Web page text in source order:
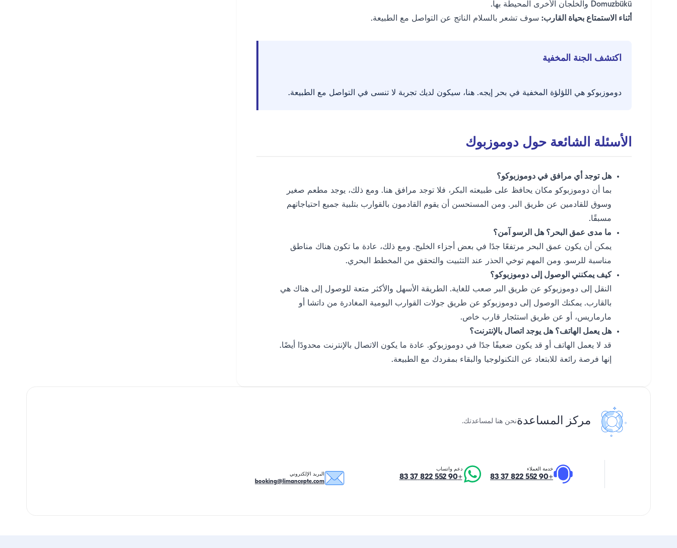
Domuzbükü والخلجان الأخرى المحيطة بها.
أثناء الاستمتاع بحياة القارب:سوف تشعر بالسلام الناتج عن التواصل مع الطبيعة.
اكتشف الجنة المخفية
دوموزبوكو هي اللؤلؤة المخفية في بحر إيجه. هنا، سيكون لديك تجربة لا تنسى في التواصل مع الطبيعة.
الأسئلة الشائعة حول دوموزبوك
هل توجد أي مرافق في دوموزبوكو؟
بما أن دوموزبوكو مكان يحافظ على طبيعته البكر، فلا توجد مرافق هنا. ومع ذلك، يوجد مطعم صغير
وسوق للقادمين عن طريق البر. ومن المستحسن أن يقوم القادمون بالقوارب بتلبية جميع احتياجاتهم
مسبقًا.
ما مدى عمق البحر؟ هل الرسو آمن؟
يمكن أن يكون عمق البحر مرتفعًا جدًا في بعض أجزاء الخليج. ومع ذلك، عادة ما تكون هناك مناطق
مناسبة للرسو. ومن المهم توخي الحذر عند التثبيت والتحقق من المخطط البحري.
كيف يمكنني الوصول إلى دوموزبوكو؟
النقل إلى دوموزبوكو عن طريق البر صعب للغاية. الطريقة الأسهل والأكثر متعة للوصول إلى هناك هي
بالقارب. يمكنك الوصول إلى دوموزبوكو عن طريق جولات القوارب اليومية المغادرة من داتشا أو
مارماريس، أو عن طريق استئجار قارب خاص.
هل يعمل الهاتف؟ هل يوجد اتصال بالإنترنت؟
قد لا يعمل الهاتف أو قد يكون ضعيفًا جدًا في دوموزبوكو. عادة ما يكون الاتصال بالإنترنت محدودًا أيضًا.
إنها فرصة رائعة للابتعاد عن التكنولوجيا والبقاء بمفردك مع الطبيعة.
مركز المساعدةنحن هنا لمساعدتك.
خدمة العملاء
+90 552 822 37 83
دعم واتساب
+90 552 822 37 83 البريد الإلكتروني
booking@limancepte.com